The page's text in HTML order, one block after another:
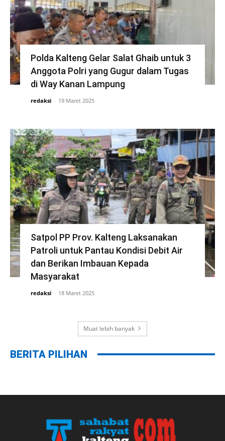
Polda Kalteng Gelar Salat Ghaib untuk 3
Anggota Polri yang Gugur dalam Tugas
di Way Kanan Lampung
redaksi - 19 Maret 2025
Satpol PP Prov. Kalteng Laksanakan
Patroli untuk Pantau Kondisi Debit Air
dan Berikan Imbauan Kepada
Masyarakat
redaksi - 18 Maret 2025
Muat lebih banyak
BERITA PILIHAN